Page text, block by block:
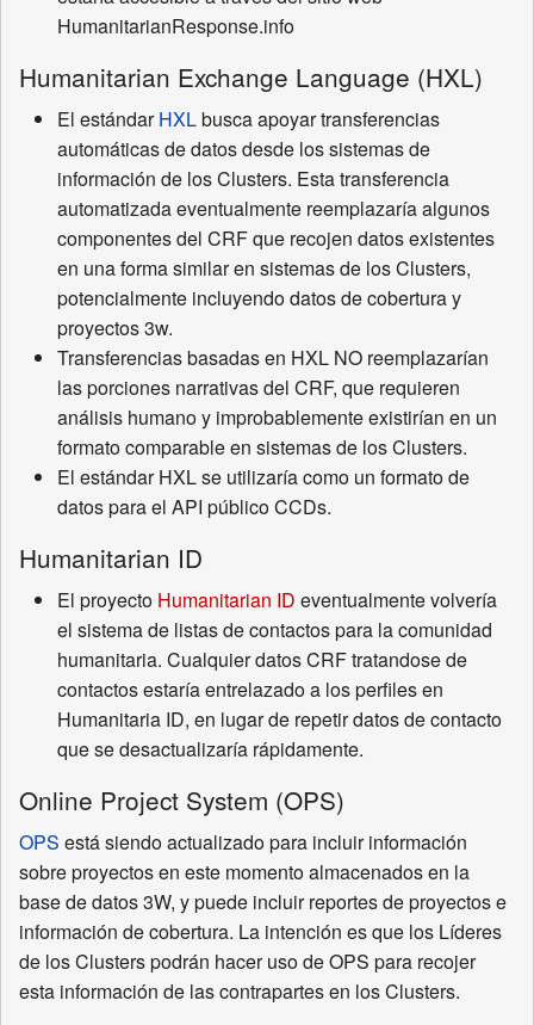
HumanitarianResponse.info
Humanitarian Exchange Language (HXL)
El estándarHXLbusca apoyar transferencias
automáticas de datos desde los sistemas de
información de los Clusters. Esta transferencia
automatizada eventualmente reemplazaría algunos
componentes del CRF que recojen datos existentes
en una forma similar en sistemas de los Clusters,
potencialmente incluyendo datos de cobertura y
proyectos 3w.
Transferencias basadas en HXL NO reemplazarían
las porciones narrativas del CRF, que requieren
análisis humano y improbablemente existirían en un
formato comparable en sistemas de los Clusters.
El estándar HXL se utilizaría como un formato de
datos para el API público CCDs.
Humanitarian ID
El proyecto Humanitarian ID eventualmente volvería
el sistema de listas de contactos para la comunidad
humanitaria. Cualquier datos CRF tratandose de
contactos estaría entrelazado a los perfiles en
Humanitaria ID, en lugar de repetir datos de contacto
que se desactualizaría rápidamente.
Online Project System (OPS)
OPS está siendo actualizado para incluir información
sobre proyectos en este momento almacenados en la
base de datos 3W, y puede incluir reportes de proyectos e
información de cobertura. La intención es que los Líderes
de los Clusters podrán hacer uso de OPS para recojer
esta información de las contrapartes en los Clusters.